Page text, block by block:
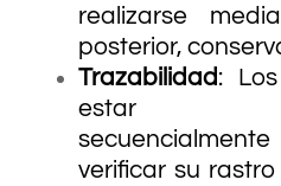
realizarse
posterior,
Trazabilidad:
estar
verificar su